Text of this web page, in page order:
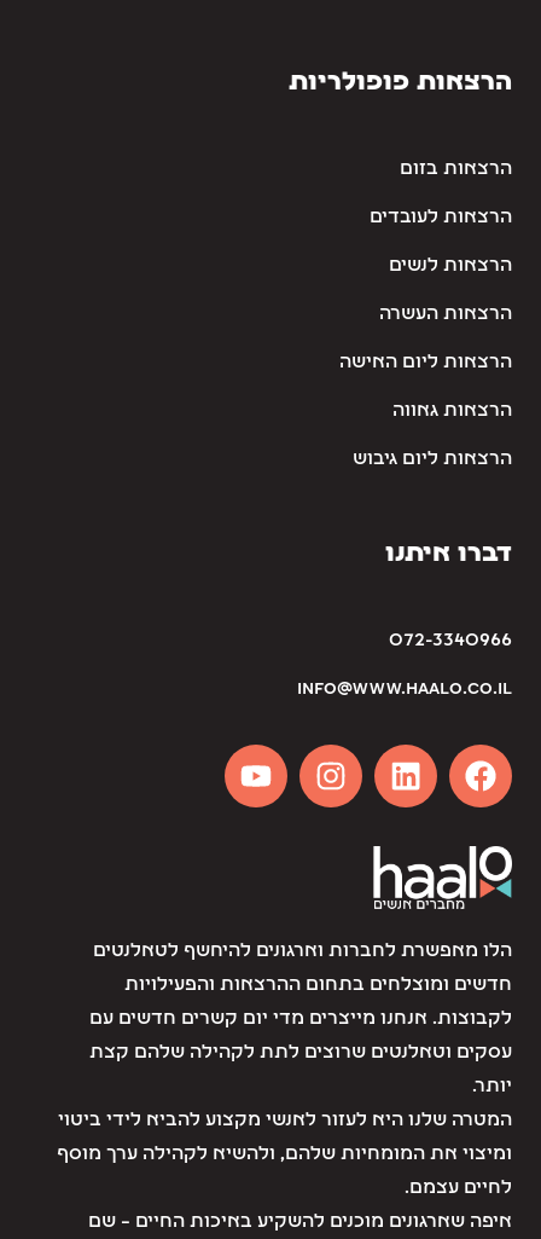
הרצאות פופולריות
הרצאות בזום
הרצאות לעובדים
הרצאות לנשים
הרצאות העשרה
הרצאות ליום האישה
הרצאות גאווה
הרצאות ליום גיבוש
דברו איתנו
072-3340966
info@www.haalo.co.il
הלו מאפשרת לחברות וארגונים להיחשף לטאלנטים
חדשים ומוצלחים בתחום ההרצאות והפעילויות
לקבוצות. אנחנו מייצרים מדי יום קשרים חדשים עם
עסקים וטאלנטים שרוצים לתת לקהילה שלהם קצת
יותר.
המטרה שלנו היא לעזור לאנשי מקצוע להביא לידי ביטוי
ומיצוי את המומחיות שלהם, ולהשיא לקהילה ערך מוסף
לחיים עצמם.
איפה שארגונים מוכנים להשקיע באיכות החיים – שם